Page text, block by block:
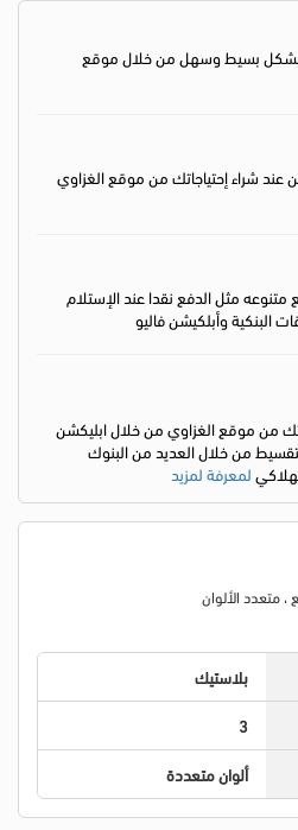
بشكل بسيط وسهل من خلال موقع
عند شراء إحتياجاتك من موقع الغزاوي
مثل الدفع نقدا عند الإستلام
البنكية وأبلكيشن فاليو
من موقع الغزاوي من خلال ابليكشن
من خلال العديد من البنوك
لمعرفة لمزيد
بلاستيك
3
ألوان متعددة